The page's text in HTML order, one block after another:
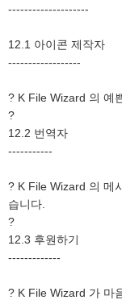
--------------------
12.1 아이콘 제작자
------------------
? K File Wizard 의 예
?
12.2 번역자
-----------
? K File Wizard 의 메
습니다.
?
12.3 후원하기
-------------
? K File Wizard 가 마